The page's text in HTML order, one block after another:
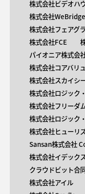
株式会社ビデオハ
株式会社WeBridge
株式会社フェアグ
株式会社FCE
パイオニア株式会
株式会社コアバリ
株式会社スカイシ
株式会社ロジック
株式会社フリーダ
株式会社ロジッ
株式会社ヒューリ
Sansan株式会社
株式会社イデック
クラウドビット合
株式会社アイル